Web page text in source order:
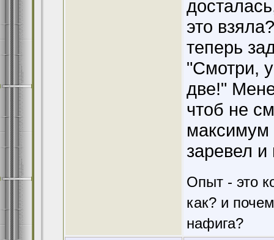
это
теперь
"Смотри,
две!"
чтоб не
максимум
заревел
Опыт - это
как? и
нафига?